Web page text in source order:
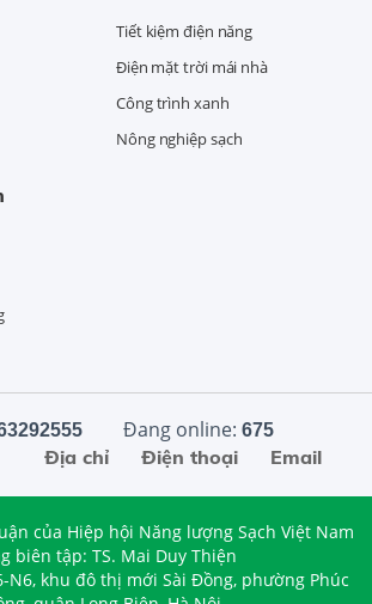
Tiết kiệm điện năng
Điện mặt trời mái nhà
Công trình xanh
Nông nghiệp sạch
Đang online: 675
Email
Điện thoại
Địa chỉ
của Hiệp hội Năng lượng Sạch Việt Nam
biên tập: TS. Mai Duy Thiện
N6, khu đô thị mới Sài Đồng, phường Phúc